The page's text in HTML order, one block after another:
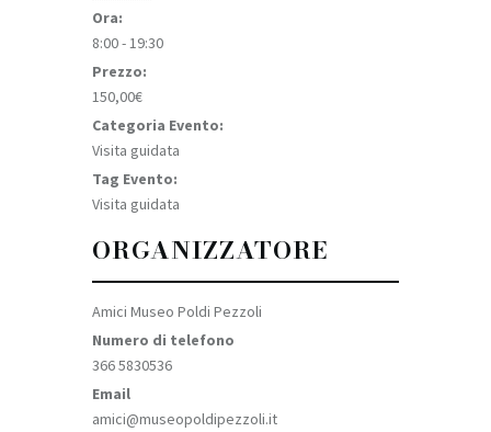
Ora:
8:00 - 19:30
Prezzo:
150,00€
Categoria Evento:
Visita guidata
Tag Evento:
Visita guidata
ORGANIZZATORE
Amici Museo Poldi Pezzoli
Numero di telefono
366 5830536
Email
amici@museopoldipezzoli.it